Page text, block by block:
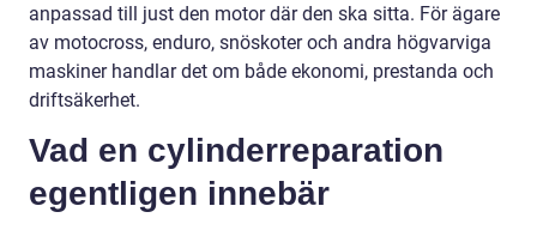
anpassad till just den motor där den ska sitta. För ägare
av motocross, enduro, snöskoter och andra högvarviga
maskiner handlar det om både ekonomi, prestanda och
driftsäkerhet.
Vad en cylinderreparation
egentligen innebär